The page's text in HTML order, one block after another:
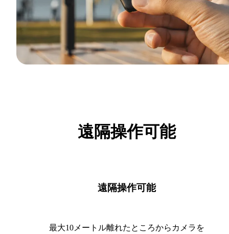
遠隔操作可能
遠隔操作可能
最大10メートル離れたところからカメラを